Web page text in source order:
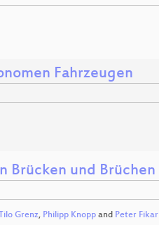
Fahrzeugen
Brücken und Brüchen
Tilo Grenz, Philipp Knoppand Peter Fikar